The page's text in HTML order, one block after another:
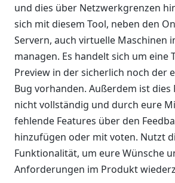
und dies über Netzwerkgrenzen
sich mit diesem Tool, neben den
Servern, auch virtuelle Maschinen
managen. Es handelt sich um eine
Preview in der sicherlich noch der
Bug vorhanden. Außerdem ist dies
nicht vollständig und durch eure
fehlende Features über den
hinzufügen oder mit voten. Nutzt
Funktionalität, um eure Wünsche
Anforderungen im Produkt